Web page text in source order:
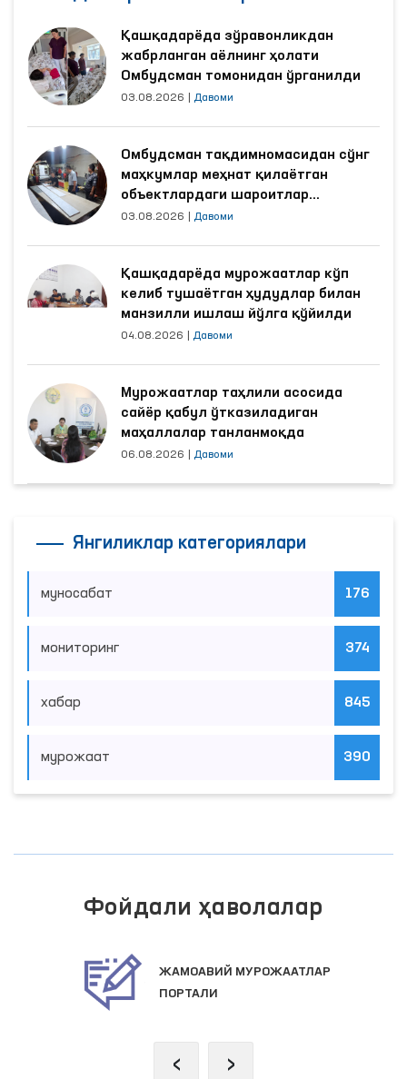
Қашқадарёда зўравонликдан
жабрланган аёлнинг ҳолати
Омбудсман томонидан ўрганилди
03.08.2026 Давоми
Омбудсман тақдимномасидан сўнг
маҳкумлар меҳнат қилаётган
объектлардаги шароитлар
яхшиланди
03.08.2026 Давоми
Қашқадарёда мурожаатлар кўп
келиб тушаётган ҳудудлар билан
манзилли ишлаш йўлга қўйилди
04.08.2026 Давоми
Мурожаатлар таҳлили асосида
сайёр қабул ўтказиладиган
маҳаллалар танланмоқда
06.08.2026 Давоми
Янгиликлар категориялари
муносабат 176
мониторинг 374
хабар 845
мурожаат 390
Фойдали ҳаволалар
ЖАМОАВИЙ МУРОЖААТЛАР
ПОРТАЛИ
‹ ›